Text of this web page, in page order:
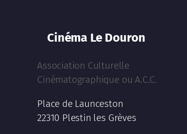
Cinéma Le Douron
Association Culturelle
Cinématographique ou A.C.C.
Place de Launceston
22310 Plestin les Grèves